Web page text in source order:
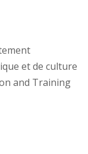
et de culture
and Training